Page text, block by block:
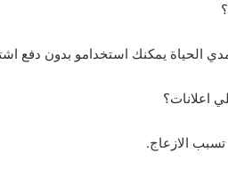
الحياة يمكنك استخدامو بدون دفع
اعلانات؟
تسبب الازعاج.